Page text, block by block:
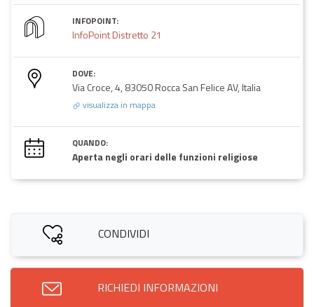
INFOPOINT:
InfoPoint Distretto 21
DOVE:
Via Croce, 4, 83050 Rocca San Felice AV, Italia
visualizza in mappa
QUANDO:
Aperta negli orari delle funzioni religiose
CONDIVIDI
RICHIEDI INFORMAZIONI